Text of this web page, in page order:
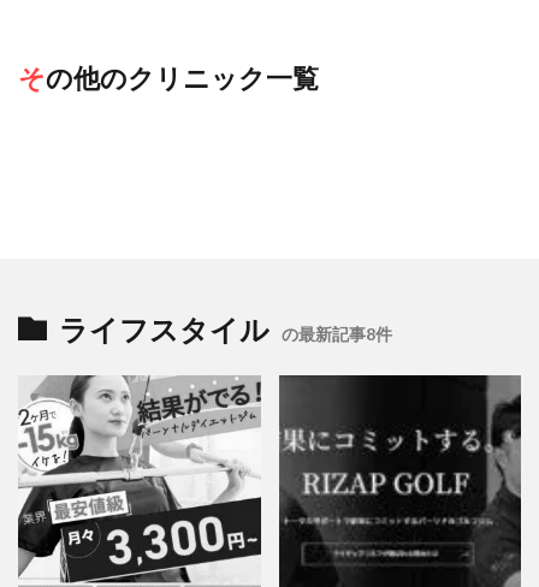
その他のクリニック一覧
ライフスタイル の最新記事8件